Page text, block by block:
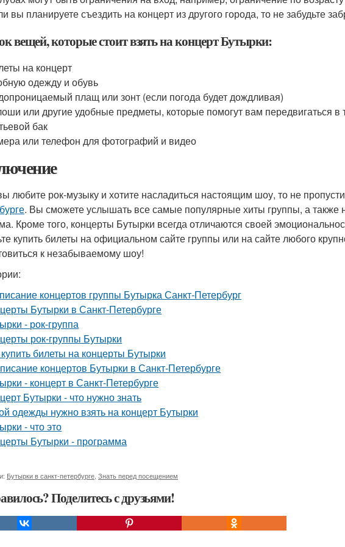
вы планируете съездить на концерт из другого города, то не забудьте
вещей, которые стоит взять на концерт Бутырки:
на концерт
одежду и обувь
плащ или зонт (если погода будет дождливая)
или другие удобные предметы, которые помогут вам передвигаться в
бак
или телефон для фотографий и видео
любите рок-музыку и хотите насладиться настоящим шоу, то не
. Вы сможете услышать все самые популярные хиты группы, а также
Кроме того, концерты Бутырки всегда отличаются своей
купить билеты на официальном сайте группы или на сайте любого
к незабываемому шоу!
концертов группы Бутырка Санкт-Петербург
Бутырки в Санкт-Петербурге
- рок-группа
рок-группы Бутырки
билеты на концерты Бутырки
концертов Бутырки в Санкт-Петербурге
- концерт в Санкт-Петербурге
Бутырки - что нужно знать
одежды нужно взять на концерт Бутырки
- что это
Бутырки - программа
Бутырки в санкт-петербурге Знать перед посещением
Поделитесь с друзьями!